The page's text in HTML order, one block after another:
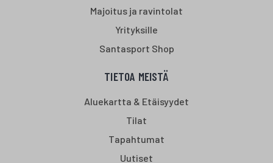
Majoitus ja ravintolat
Yrityksille
Santasport Shop
TIETOA MEISTÄ
Aluekartta & Etäisyydet
Tilat
Tapahtumat
Uutiset